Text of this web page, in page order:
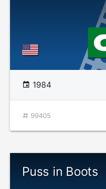
1984
99405
Puss in Boots